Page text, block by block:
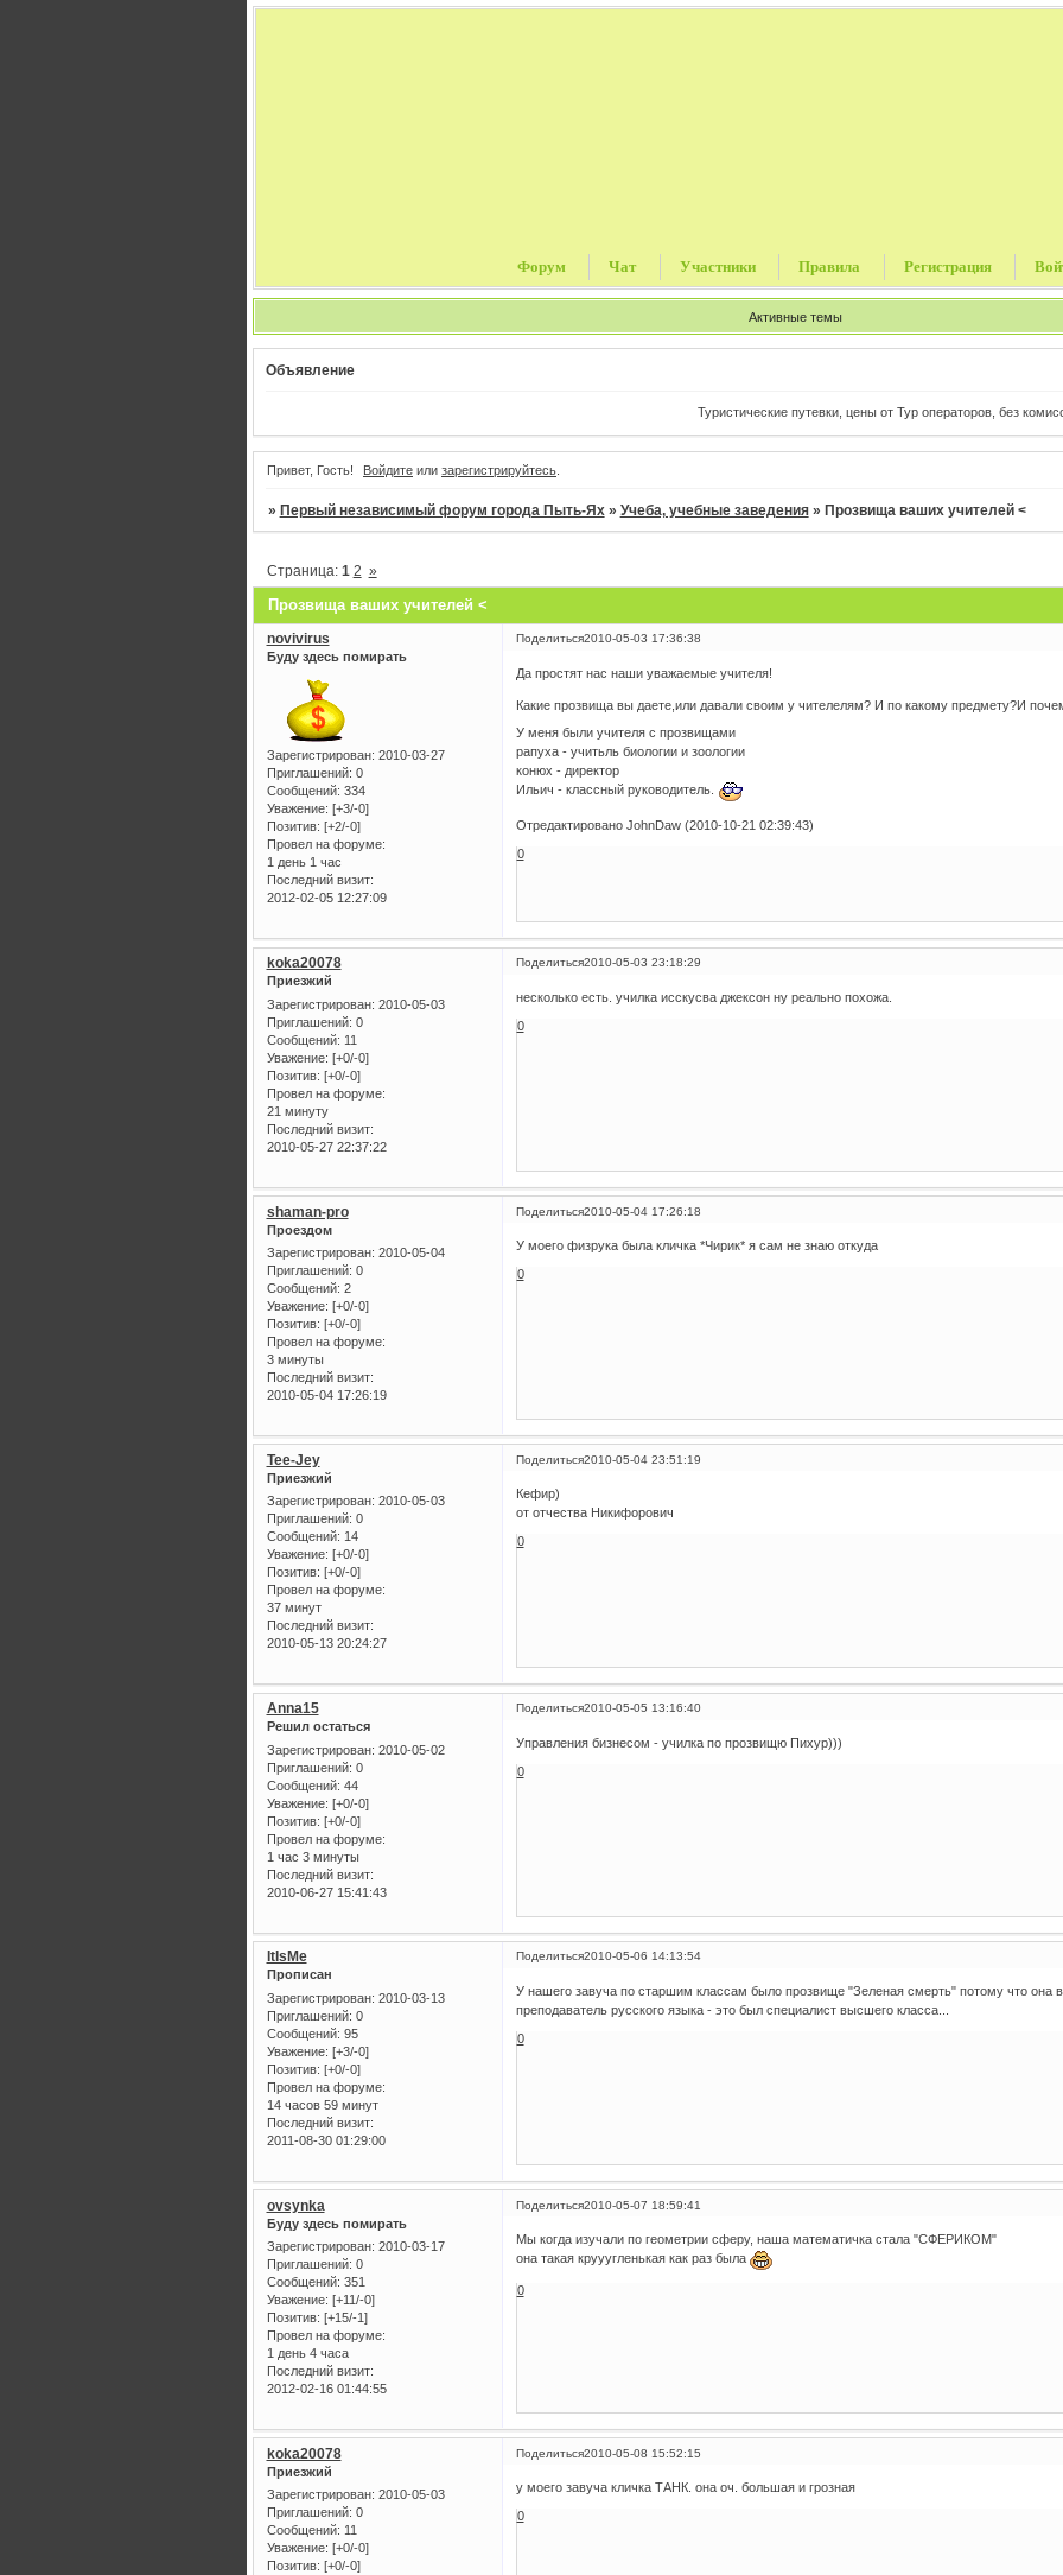
Форум Чат Участники Правила Регистрация
Активные темы
Объявление
Туристические путевки, цены от Тур операторов, без комиссии и
Привет, Гость! Войдите или зарегистрируйтесь
» Первый независимый форум города Пыть-Ях » Учеба, учебные заведения » Прозвища ваших учителей <
Прозвища ваших учителей <
Страница: 1 2 »
Поделиться2010-05-03 17:36:38
novivirus
Буду здесь помирать
Зарегистрирован: 2010-03-27
Приглашений: 0
Сообщений: 334
Уважение: [+3/-0]
Позитив: [+2/-0]
Провел на форуме:
1 день 1 час
Последний визит:
2012-02-05 12:27:09
Да простят нас наши уважаемые учителя!
Какие прозвища вы даете,или давали своим у чителелям? И по какому предмету?И
У меня были учителя с прозвищами
рапуха - учитьль биологии и зоологии
конюх - директор
Ильич - классный руководитель.
Отредактировано JohnDaw (2010-10-21 02:39:43)
0
Поделиться2010-05-03 23:18:29
koka20078
Приезжий
Зарегистрирован: 2010-05-03
Приглашений: 0
Сообщений: 11
Уважение: [+0/-0]
Позитив: [+0/-0]
Провел на форуме:
21 минуту
Последний визит:
2010-05-27 22:37:22
несколько есть. училка исскусва джексон ну реально похожа.
0
Поделиться2010-05-04 17:26:18
shaman-pro
Проездом
Зарегистрирован: 2010-05-04
Приглашений: 0
Сообщений: 2
Уважение: [+0/-0]
Позитив: [+0/-0]
Провел на форуме:
3 минуты
Последний визит:
2010-05-04 17:26:19
У моего физрука была кличка *Чирик* я сам не знаю откуда
0
Поделиться2010-05-04 23:51:19
Tee-Jey
Приезжий
Зарегистрирован: 2010-05-03
Приглашений: 0
Сообщений: 14
Уважение: [+0/-0]
Позитив: [+0/-0]
Провел на форуме:
37 минут
Последний визит:
2010-05-13 20:24:27
Кефир)
от отчества Никифорович
0
Поделиться2010-05-05 13:16:40
Anna15
Решил остаться
Зарегистрирован: 2010-05-02
Приглашений: 0
Сообщений: 44
Уважение: [+0/-0]
Позитив: [+0/-0]
Провел на форуме:
1 час 3 минуты
Последний визит:
2010-06-27 15:41:43
Управления бизнесом - училка по прозвищю Пихур)))
0
Поделиться2010-05-06 14:13:54
ItIsMe
Прописан
Зарегистрирован: 2010-03-13
Приглашений: 0
Сообщений: 95
Уважение: [+3/-0]
Позитив: [+0/-0]
Провел на форуме:
14 часов 59 минут
Последний визит:
2011-08-30 01:29:00
У нашего завуча по старшим классам было прозвище "Зеленая смерть" потому что она
преподаватель русского языка - это был специалист высшего класса...
0
Поделиться2010-05-07 18:59:41
ovsynka
Буду здесь помирать
Зарегистрирован: 2010-03-17
Приглашений: 0
Сообщений: 351
Уважение: [+11/-0]
Позитив: [+15/-1]
Провел на форуме:
1 день 4 часа
Последний визит:
2012-02-16 01:44:55
Мы когда изучали по геометрии сферу, наша математичка стала "СФЕРИКОМ"
она такая крууугленькая как раз была
0
Поделиться2010-05-08 15:52:15
koka20078
Приезжий
Зарегистрирован: 2010-05-03
Приглашений: 0
Сообщений: 11
Уважение: [+0/-0]
Позитив: [+0/-0]
у моего завуча кличка ТАНК. она оч. большая и грозная
0